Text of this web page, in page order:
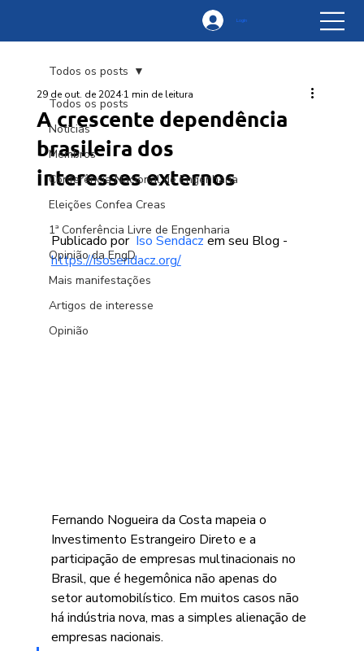
Login
Todos os posts
Notícias
Membros
Conferência Nacional de Engenharia
Eleições Confea Creas
1ª Conferência Livre de Engenharia
Opinião da EngD
Mais manifestações
Artigos de interesse
Opinião
Todos os posts
A crescente dependência
brasileira dos
interesses externos
29 de out. de 2024 1 min de leitura
Publicado por Iso Sendacz em seu Blog -
https://isosendacz.org/
Fernando Nogueira da Costa mapeia o
Investimento Estrangeiro Direto e a
participação de empresas multinacionais no
Brasil, que é hegemônica não apenas do
setor automobilístico. Em muitos casos não
há indústria nova, mas a simples alienação de
empresas nacionais.